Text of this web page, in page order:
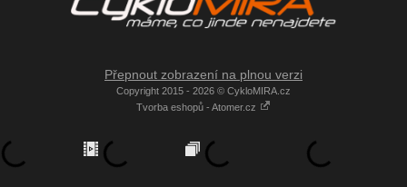
Přepnout zobrazení na plnou verzi
Copyright 2015 - 2026 © CykloMIRA.cz
Tvorba eshopů - Atomer.cz